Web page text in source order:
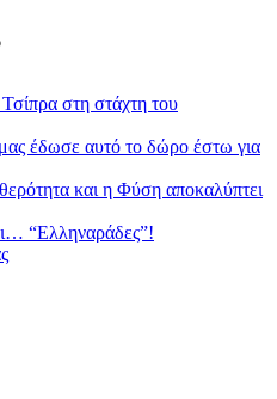
στη στάχτη του
έδωσε αυτό το δώρο έστω για
και η Φύση αποκαλύπτει
“Ελληναράδες”!